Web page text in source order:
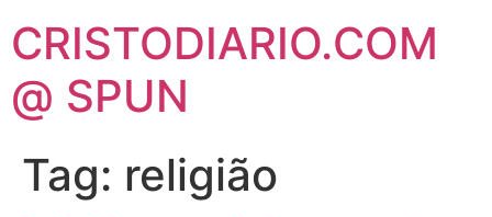
CRISTODIARIO.COM
@ SPUN
Tag: religião